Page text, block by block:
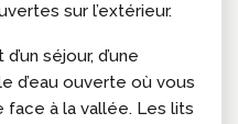
sur l’extérieur.
séjour, d’une
d’eau ouverte où vous
face à la vallée. Les lits